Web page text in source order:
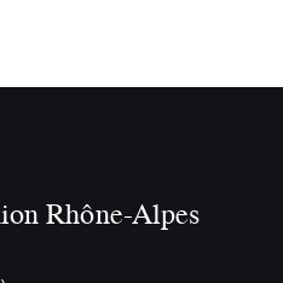
Rhône-Alpes